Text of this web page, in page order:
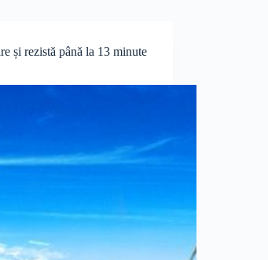
și rezistă până la 13 minute